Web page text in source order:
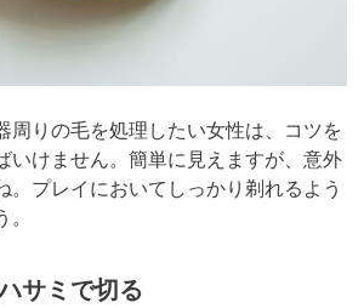
周りの毛を処理したい女性は、コツを
いけません。簡単に見えますが、意外
。プレイにおいてしっかり剃れるよう
サミで切る